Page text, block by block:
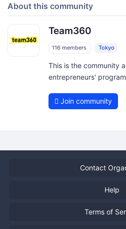
About this community
Team360
116 members Tokyo
This is the community
entrepreneurs'
Join community
Contact
Help
Terms of